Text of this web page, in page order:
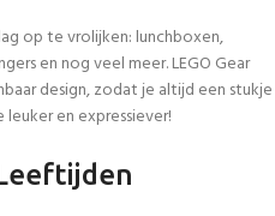
op te vrolijken: lunchboxen,
en nog veel meer. LEGO Gear
design, zodat je altijd een stukje
en expressiever!